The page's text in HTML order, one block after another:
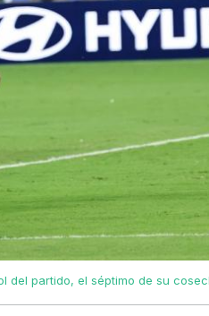
del partido, el séptimo de su